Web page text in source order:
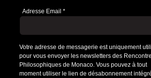
Adresse Email *
Votre adresse de messagerie est uniquement
pour vous envoyer les newsletters des
Philosophiques de Monaco. Vous pouvez à tout
moment utiliser le lien de désabonnement